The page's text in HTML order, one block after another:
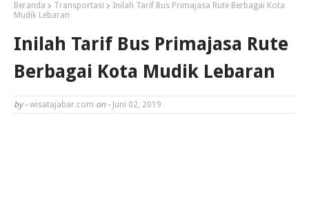
Beranda Transportasi
Inilah Tarif Bus Primajasa Rute Berbagai Kota
Mudik Lebaran
Inilah Tarif Bus Primajasa Rute
Berbagai Kota Mudik Lebaran
by - wisatajabar.com on - Juni 02, 2019